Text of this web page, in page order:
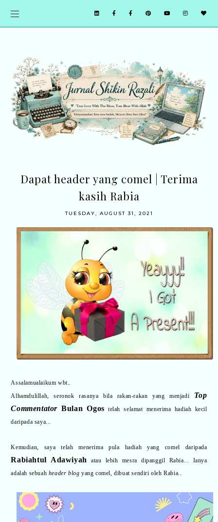
Dapat header yang comel | Terima
kasih Rabia
TUESDAY, AUGUST 31, 2021
Assalamualaikum wbt..
Alhamdulillah, seronok rasanya bila rakan-rakan yang menjadi Top
CommentatorBulan Ogos telah selamat menerima hadiah kecil
daripada saya...
Kemudian, saya telah menerima pula hadiah yang comel daripada
Rabiahtul Adawiyah
atau lebih mesra dipanggil Rabia... Ianya
adalah sebuah header blogyang comel, dibuat sendiri oleh Rabia..